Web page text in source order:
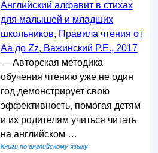
Английский алфавит в стихах
для малышей и младших
школьников, Правила чтения от
Аа до Zz, Важинский Р.Е., 2017
— Авторская методика
обучения чтению уже не один
год демонстрирует свою
эффективность, помогая детям
и их родителям учиться читать
на английском …
Книги по английскому языку